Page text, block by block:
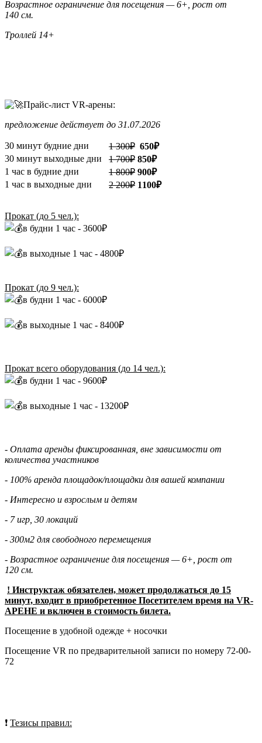
Возрастное ограничение для посещения — 6+, рост от
140 см.
Троллей 14+
Прайс-лист VR-арены:
предложение действует до 31.07.2026
30 минут будние дни 1 300₽ 650₽
30 минут выходные дни 1 700₽ 850₽
1 час в будние дни
1 800₽ 900₽
1 час в выходные дни
2 200₽ 1100₽
Прокат (до 5 чел.):
в будни 1 час - 3600₽
в выходные 1 час - 4800₽
Прокат (до 9 чел.):
в будни 1 час - 6000₽
в выходные 1 час - 8400₽
Прокат всего оборудования (до 14 чел.):
в будни 1 час - 9600₽
в выходные 1 час - 13200₽
- Оплата аренды фиксированная, вне зависимости от
количества участников
- 100% аренда площадок/площадки для вашей компании
- Интересно и взрослым и детям
- 7 игр, 30 локаций
- 300м2 для свободного перемещения
- Возрастное ограничение для посещения — 6+, рост от
120 см.
! Инструктаж обязателен, может продолжаться до 15
минут, входит в приобретенное Посетителем время на VR-
АРЕНЕ и включен в стоимость билета.
Посещение в удобной одежде + носочки
Посещение VR по предварительной записи по номеру 72-00-
72
❗ Тезисы правил: